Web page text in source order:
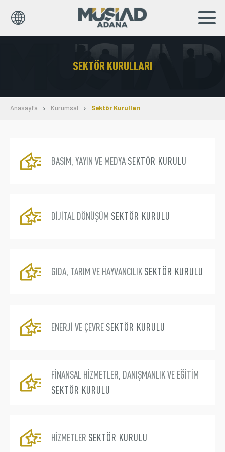
TR
Sosyal Sorumluluk
Bilgi Merkezi
E-İşlemler
SEKTÖR KURULLARI
Anasayfa Kurumsal Sektör Kurulları
BASIM, YAYIN VE MEDYA SEKTÖR KURULU
DİJİTAL DÖNÜŞÜM SEKTÖR KURULU
GIDA, TARIM VE HAYVANCILIK SEKTÖR KURULU
ENERJİ VE ÇEVRE SEKTÖR KURULU
FİNANSAL HİZMETLER, DANIŞMANLIK VE EĞİTİM
SEKTÖR KURULU
HİZMETLER SEKTÖR KURULU